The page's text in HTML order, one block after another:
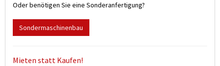
Oder benötigen Sie eine Sonderanfertigung?
Sondermaschinenbau
Mieten statt Kaufen!